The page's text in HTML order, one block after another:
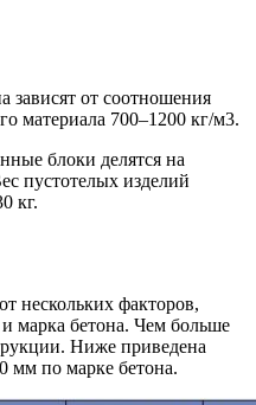
зависят от соотношения
материала 700–1200 кг/м3.
блоки делятся на
пустотелых изделий
кг.
нескольких факторов,
марка бетона. Чем больше
Ниже приведена
мм по марке бетона.